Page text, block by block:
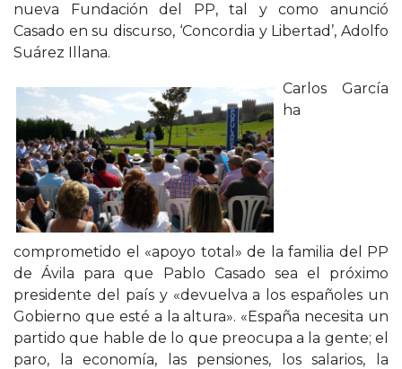
nueva Fundación del PP, tal y como anunció
Casado en su discurso, ‘Concordia y Libertad’, Adolfo
Suárez Illana.
Carlos García
ha
comprometido el «apoyo total» de la familia del PP
de Ávila para que Pablo Casado sea el próximo
presidente del país y «devuelva a los españoles un
Gobierno que esté a la altura». «España necesita un
partido que hable de lo que preocupa a la gente; el
paro, la economía, las pensiones, los salarios, la